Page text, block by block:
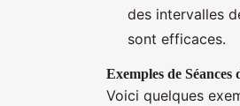
des intervalles
sont efficaces.
Exemples de
Voici quelques